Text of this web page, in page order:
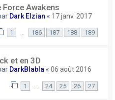
Awakens
Dark Elzian « 17 janv. 2017
1 186 187 188 189
et en 3D
DarkBlabla « 06 août 2016
1 24 25 26 27